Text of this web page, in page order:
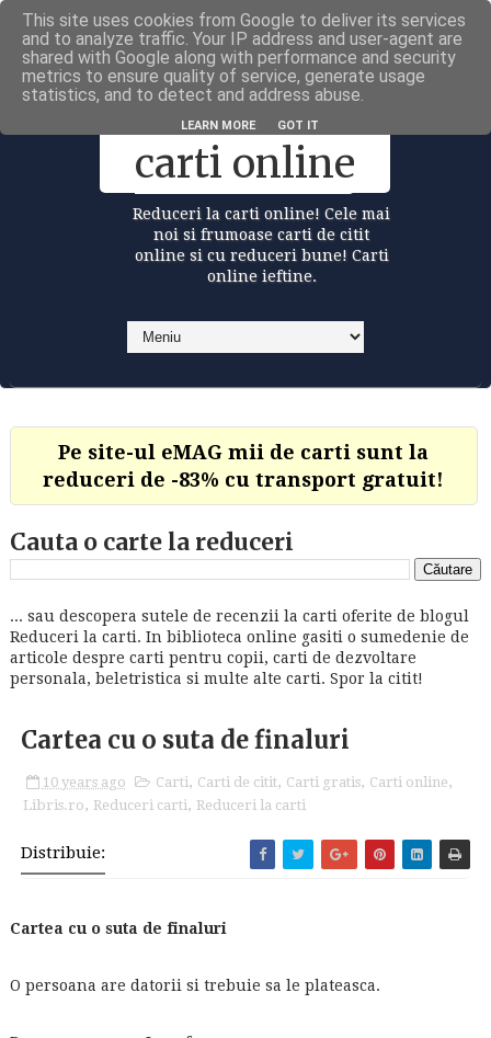
Carti la reduceri @Facebook
Reduceri la
carti online
Reduceri la carti online! Cele mai
noi si frumoase carti de citit
online si cu reduceri bune! Carti
online ieftine.
Pe site-ul eMAG mii de carti sunt la
reduceri de -83% cu transport gratuit!
Cauta o carte la reduceri
... sau descopera sutele de recenzii la carti oferite de blogul
Reduceri la carti. In biblioteca online gasiti o sumedenie de
articole despre carti pentru copii, carti de dezvoltare
personala, beletristica si multe alte carti. Spor la citit!
Cartea cu o suta de finaluri
10 years ago Carti, Carti de citit, Carti gratis, Carti online,
Libris.ro, Reduceri carti, Reduceri la carti
Distribuie:
Cartea cu o suta de finaluri
O persoana are datorii si trebuie sa le plateasca.
This site uses cookies from Google to deliver its services
and to analyze traffic. Your IP address and user-agent are
shared with Google along with performance and security
metrics to ensure quality of service, generate usage
statistics, and to detect and address abuse.
LEARN MORE GOT IT